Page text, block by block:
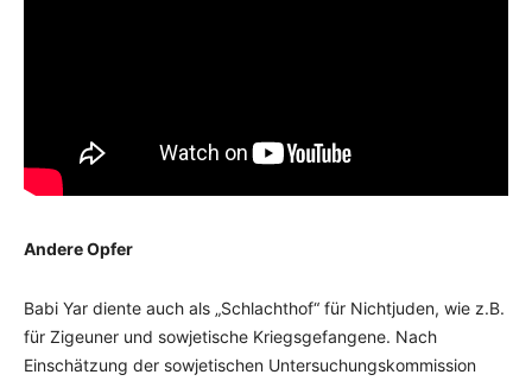
Andere Opfer
Babi Yar diente auch als „Schlachthof“ für Nichtjuden, wie z.B.
für Zigeuner und sowjetische Kriegsgefangene. Nach
Einschätzung der sowjetischen Untersuchungskommission